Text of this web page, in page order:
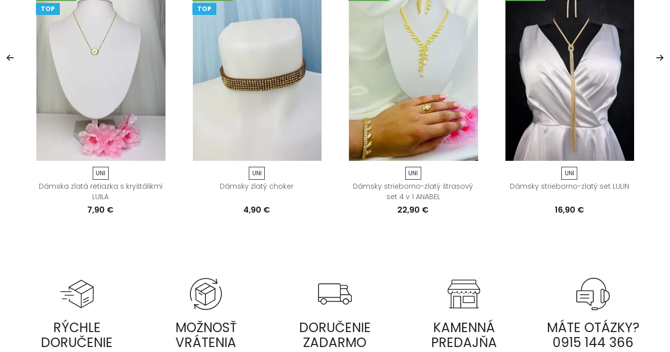
TOP
UNI
Dámska zlatá retiazka s kryštálikmi
LUILA
7,90 €
TOP
UNI
Dámsky zlatý choker
4,90 €
UNI
Dámsky strieborno-zlatý štrasový
set 4 v 1 ANABEL
22,90 €
UNI
Dámsky strieborno-zlatý set LULIN
16,90 €
RÝCHLE
DORUČENIE
MOŽNOSŤ
VRÁTENIA
DORUČENIE
ZADARMO
KAMENNÁ
PREDAJŇA
MÁTE OTÁZKY?
0915 144 366